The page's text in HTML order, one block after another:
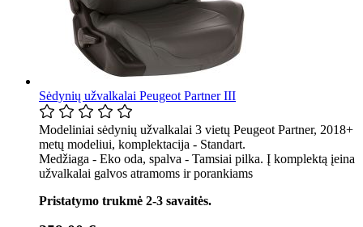
Sėdynių užvalkalai Peugeot Partner III
Modeliniai sėdynių užvalkalai 3 vietų Peugeot Partner, 2018+
metų modeliui, komplektacija - Standart.
Medžiaga - Eko oda, spalva - Tamsiai pilka. Į komplektą įeina
užvalkalai galvos atramoms ir porankiams
Pristatymo trukmė 2-3 savaitės.